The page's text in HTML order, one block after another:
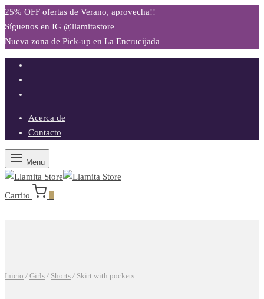
25% OFF ofertas de Verano, aprovecha!!
Síguenos en IG @llamitastore
Nueva zona de Pick-up en La Encrucijada
Acerca de
Contacto
Menu
Carrito
Inicio / Girls / Shorts /Skirt with pockets